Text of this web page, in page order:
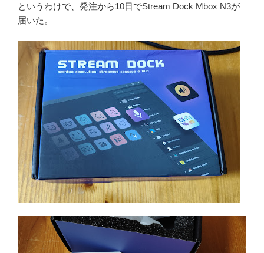
というわけで、発注から10日でStream Dock Mbox N3が
届いた。